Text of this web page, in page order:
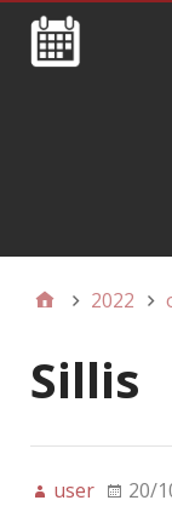
2022
Sillis
user 20/